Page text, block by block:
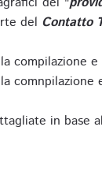
del Contatto
compilazione
comnpilazione
in base